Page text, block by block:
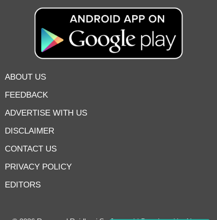
ABOUT US
FEEDBACK
ADVERTISE WITH US
DISCLAIMER
CONTACT US
PRIVACY POLICY
EDITORS